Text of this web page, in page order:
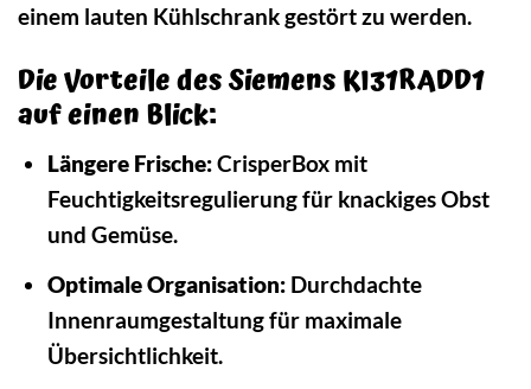
einem lauten Kühlschrank gestört zu werden.
Die Vorteile des Siemens KI31RADD1
auf einen Blick:
Längere Frische:CrisperBox mit
Feuchtigkeitsregulierung für knackiges Obst
und Gemüse.
Optimale Organisation:Durchdachte
Innenraumgestaltung für maximale
Übersichtlichkeit.